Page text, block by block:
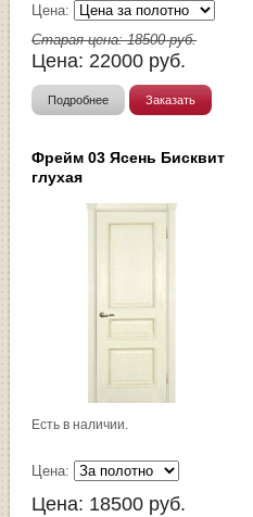
Цена:
Старая цена:18500руб.
Цена: 22000 руб.
Подробнее Заказать
Фрейм 03 Ясень Бисквит
глухая
Есть в наличии.
Цена:
Цена: 18500 руб.